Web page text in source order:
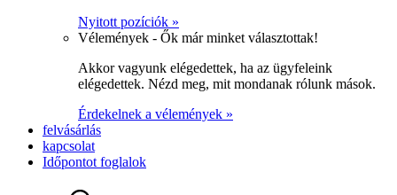
Nyitott pozíciók »
Vélemények - Ők már minket választottak!
Akkor vagyunk elégedettek, ha az ügyfeleink
elégedettek. Nézd meg, mit mondanak rólunk mások.
Érdekelnek a vélemények »
felvásárlás
kapcsolat
Időpontot foglalok